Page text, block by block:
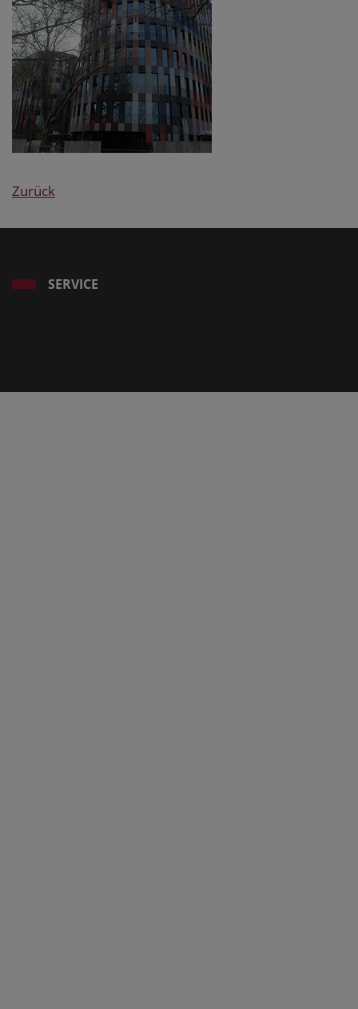
Zurück
SERVICE